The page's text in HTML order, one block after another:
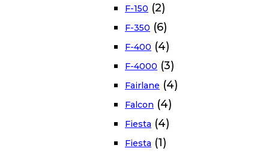
F-150 (2)
F-350 (6)
F-400 (4)
F-4000 (3)
Fairlane (4)
Falcon (4)
Fiesta (4)
Fiesta (1)